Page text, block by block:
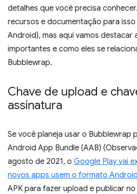
detalhes que você precisa
recursos e documentação para
Android), mas aqui vamos destacar
importantes e como eles se
Bubblewrap.
Chave de upload e
assinatura
Se você planeja usar o Bubblewrap
Android App Bundle (AAB)
agosto de 2021, o Google Play vai
novos apps usem o formato
APK para fazer upload e publicar